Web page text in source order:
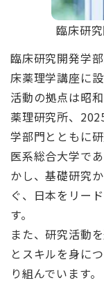
臨床研究開発学
床薬理学講座に
活動の拠点は昭
薬理研究所、
学部門とともに
医系総合大学で
かし、基礎研究
ぐ、日本をリー
す。
また、研究活動
とスキルを身に
り組んでいます。
臨床研